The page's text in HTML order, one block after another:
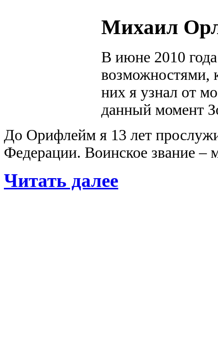
Михаил
В июне 2010
возможностями,
них я узнал от
данный момент
До Орифлейм я 13 лет
Федерации. Воинское звание –
Читать далее